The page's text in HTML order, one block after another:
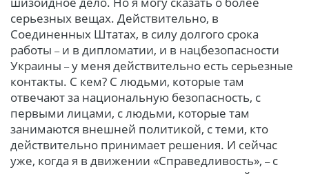
серьезных вещах. Действительно, в
Соединенных Штатах, в силу долгого срока
работы – и в дипломатии, и в нацбезопасности
Украины – у меня действительно есть серьезные
контакты. С кем? С людьми, которые там
отвечают за национальную безопасность, с
первыми лицами, с людьми, которые там
занимаются внешней политикой, с теми, кто
действительно принимает решения. И сейчас
уже, когда я в движении «Справедливость», – с